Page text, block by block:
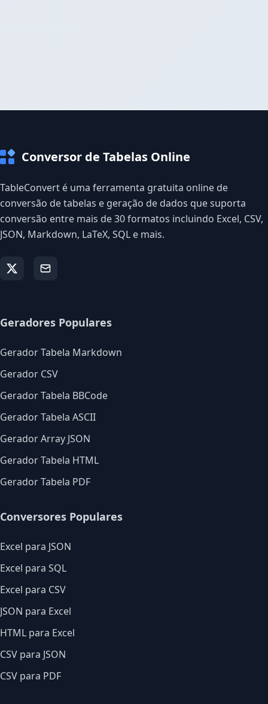
Conversor de Tabelas Online
TableConvert é uma ferramenta gratuita online de
conversão de tabelas e geração de dados que suporta
conversão entre mais de 30 formatos incluindo Excel, CSV,
JSON, Markdown, LaTeX, SQL e mais.
Geradores Populares
Gerador Tabela Markdown
Gerador CSV
Gerador Tabela BBCode
Gerador Tabela ASCII
Gerador Array JSON
Gerador Tabela HTML
Gerador Tabela PDF
Conversores Populares
Excel para JSON
Excel para SQL
Excel para CSV
JSON para Excel
HTML para Excel
CSV para JSON
CSV para PDF